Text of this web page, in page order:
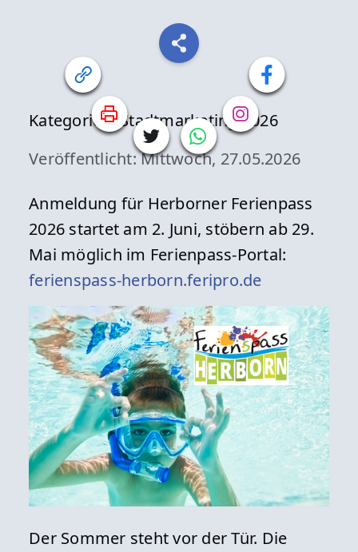
Kategorien:Stadtmarketing 2026
Veröffentlicht: Mittwoch, 27.05.2026
Anmeldung für Herborner Ferienpass
2026 startet am 2. Juni, stöbern ab 29.
Mai möglich im Ferienpass-Portal:
ferienspass-herborn.feripro.de
Der Sommer steht vor der Tür. Die